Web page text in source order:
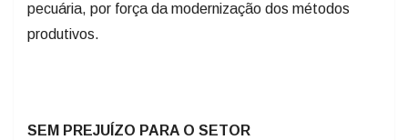
pecuária, por força da modernização dos métodos
produtivos.
SEM PREJUÍZO PARA O SETOR